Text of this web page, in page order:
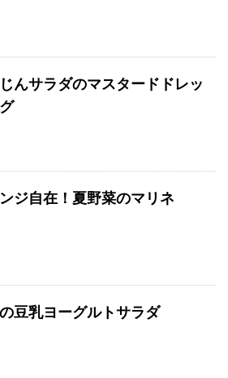
んサラダのマスタードドレッ
ジ自在！夏野菜のマリネ
豆乳ヨーグルトサラダ